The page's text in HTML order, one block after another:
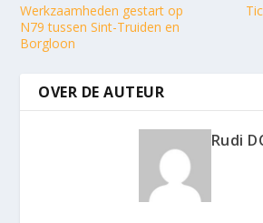
Werkzaamheden gestart op
N79 tussen Sint-Truiden en
Borgloon
OVER DE AUTEUR
Rudi